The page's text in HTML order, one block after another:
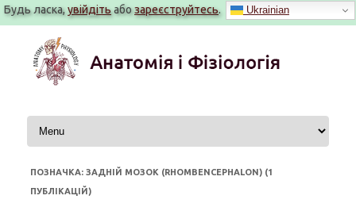
Будь ласка,увійдітьабозареєструйтесь.
вмісту
ПОЗНАЧКА: ЗАДНІЙ МОЗОК (RHOMBENCEPHALON) (1
ПУБЛІКАЦІЙ)
Ukrainian